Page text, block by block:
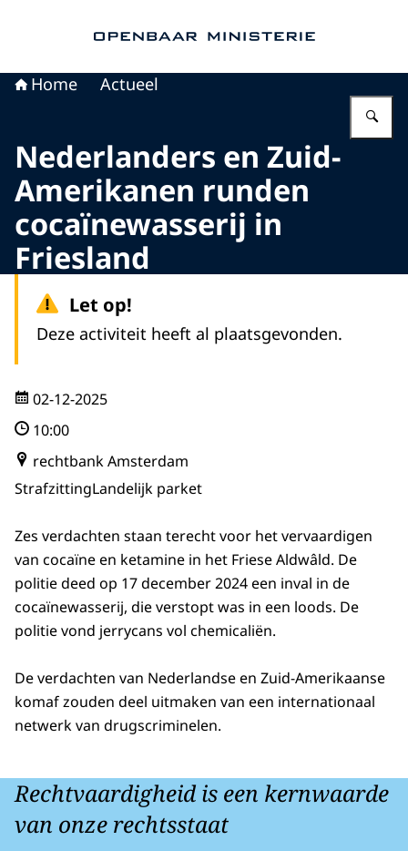
Home Actueel
Nederlanders en Zuid-
Amerikanen runden
cocaïnewasserij in
Friesland
Let op!
Deze activiteit heeft al plaatsgevonden.
02-12-2025
10:00
rechtbank Amsterdam
StrafzittingLandelijk parket
Zes verdachten staan terecht voor het vervaardigen
van cocaïne en ketamine in het Friese Aldwâld. De
politie deed op 17 december 2024 een inval in de
cocaïnewasserij, die verstopt was in een loods. De
politie vond jerrycans vol chemicaliën.
De verdachten van Nederlandse en Zuid-Amerikaanse
komaf zouden deel uitmaken van een internationaal
netwerk van drugscriminelen.
Rechtvaardigheid is een kernwaarde
van onze rechtsstaat